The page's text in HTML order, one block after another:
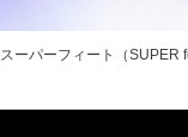
スーパーフィート（SUPER